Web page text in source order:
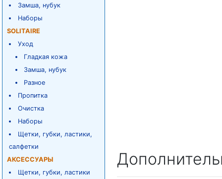
Замша, нубук
Наборы
SOLITAIRE
Уход
Гладкая кожа
Замша, нубук
Разное
Пропитка
Очистка
Наборы
Щетки, губки, ластики,
салфетки
АКСЕССУАРЫ
Щетки, губки, ластики